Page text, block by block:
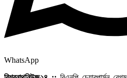
WhatsApp